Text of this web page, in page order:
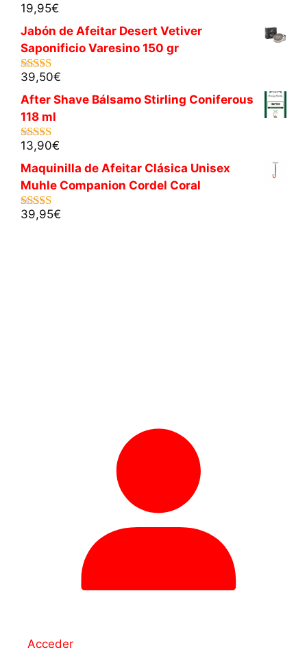
5.00de 5
19,95€
Jabón de Afeitar Desert Vetiver
Saponificio Varesino 150 gr
5.00de 5
39,50€
After Shave Bálsamo Stirling Coniferous
118 ml
5.00de 5
13,90€
Maquinilla de Afeitar Clásica Unisex
Muhle Companion Cordel Coral
5.00de 5
39,95€
Acceder